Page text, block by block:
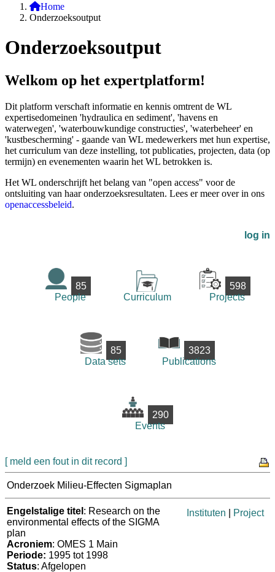
Home
Onderzoeksoutput
Onderzoeksoutput
Welkom op het expertplatform!
Dit platform verschaft informatie en kennis omtrent de WL
expertisedomeinen 'hydraulica en sediment', 'havens en
waterwegen', 'waterbouwkundige constructies', 'waterbeheer' en
'kustbescherming' - gaande van WL medewerkers met hun expertise,
het curriculum van deze instelling, tot publicaties, projecten, data (op
termijn) en evenementen waarin het WL betrokken is.
Het WL onderschrijft het belang van "open access" voor de
ontsluiting van haar onderzoeksresultaten. Lees er meer over in ons
openaccessbeleid.
log in
85
People
Curriculum
598
Projects
85
Data sets
3823
Publications
290
Events
[ meld een fout in dit record ]
Onderzoek Milieu-Effecten Sigmaplan
Engelstalige titel : Research on the
environmental effects of the SIGMA
plan
Acroniem: OMES 1 Main
Periode: 1995 tot 1998
Status: Afgelopen
Instituten Project